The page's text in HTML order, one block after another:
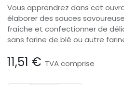
Vous apprendrez dans cet
élaborer des sauces
fraîche et confectionner de
sans farine de blé ou autre
11,51 € TVA comprise